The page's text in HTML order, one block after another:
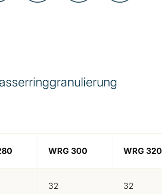
WRG 300 WRG 320
32 32